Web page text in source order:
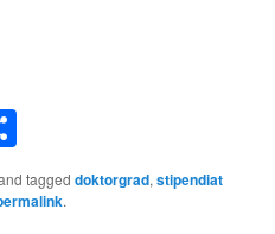
taggeddoktorgrad,stipendiat
.